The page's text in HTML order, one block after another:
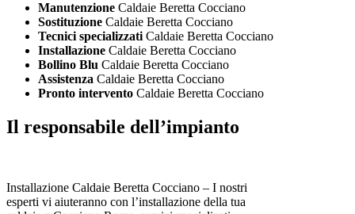
Manutenzione Caldaie Beretta Cocciano
Sostituzione Caldaie Beretta Cocciano
Tecnici specializzati Caldaie Beretta Cocciano
Installazione Caldaie Beretta Cocciano
Bollino Blu Caldaie Beretta Cocciano
Assistenza Caldaie Beretta Cocciano
Pronto intervento Caldaie Beretta Cocciano
Il responsabile dell’impianto
Installazione Caldaie Beretta Cocciano – I nostri
esperti vi aiuteranno con l’installazione della tua